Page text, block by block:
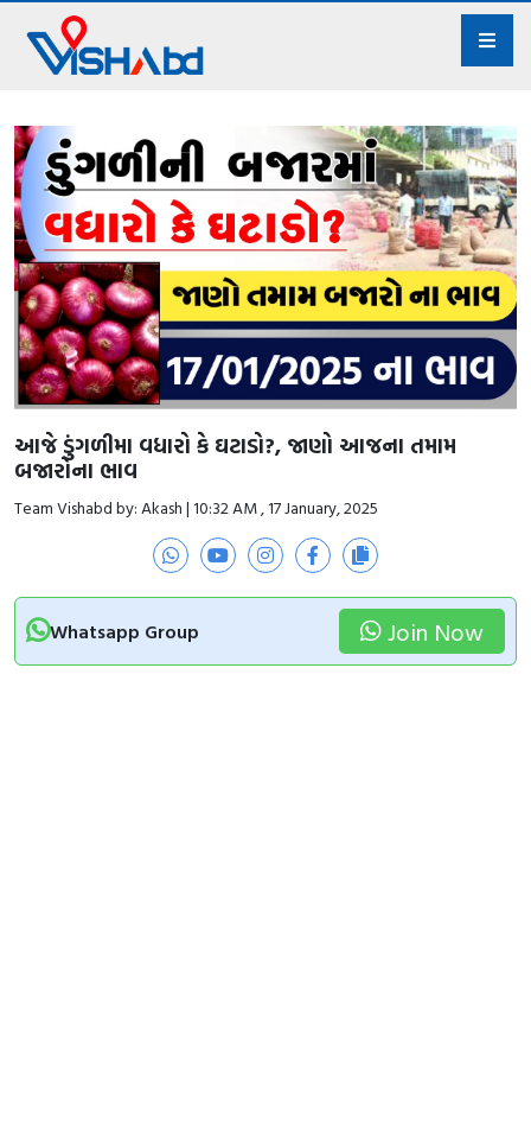
આજે ડુંગળીમા વધારો કે ઘટાડો?, જાણો આજના તમામ
બજારોના ભાવ
Team Vishabd by: Akash | 10:32 AM , 17 January, 2025
Whatsapp Group Join Now